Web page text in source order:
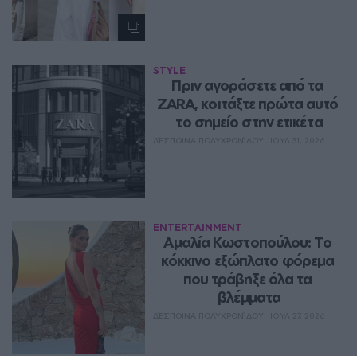
STYLE
Πριν αγοράσετε από τα
ZARA, κοιτάξτε πρώτα αυτό
το σημείο στην ετικέτα
ENTERTAINMENT
Αμαλία Κωστοπούλου: Το
κόκκινο εξώπλατο φόρεμα
που τράβηξε όλα τα
βλέμματα